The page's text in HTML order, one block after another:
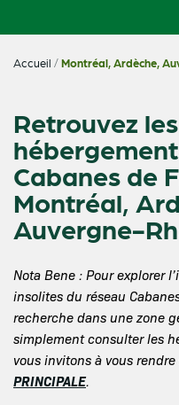
Accueil /Montréal, Ardèche,
Retrouvez
Cabanes de
Montréal,
Auvergne-
Nota Bene : Pour explorer
insolites du réseau
recherche dans une zone
simplement consulter les
vous invitons à vous
PRINCIPALE.